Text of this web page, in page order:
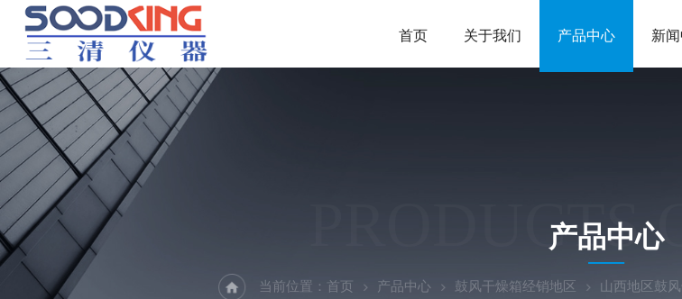
首页 关于我们 产品中心 新
PRODUCTS
产品中心
当前位置： 首页 产品中心 鼓风干燥箱经销地区 山西地区鼓